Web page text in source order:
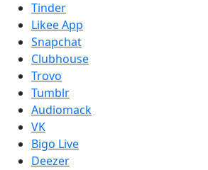
Tinder
Likee App
Snapchat
Clubhouse
Trovo
Tumblr
Audiomack
VK
Bigo Live
Deezer